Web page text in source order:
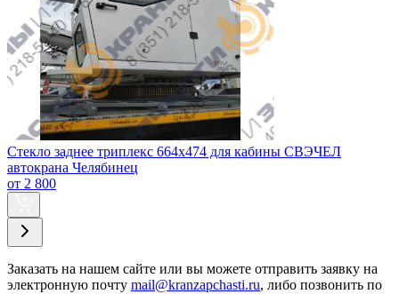
Стекло заднее триплекс 664х474 для кабины СВЭЧЕЛ
автокрана Челябинец
от 2 800
Заказать на нашем сайте или вы можете отправить заявку на
электронную почту mail@kranzapchasti.ru, либо позвонить по